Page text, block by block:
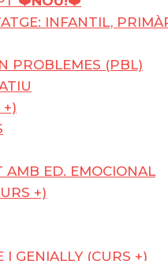
INFANTIL,
PROBLEMES (PBL)
+)
AMB ED. EMOCIONAL
+)
GENIALLY (CURS +)